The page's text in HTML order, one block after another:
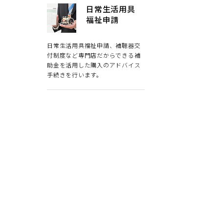
日常生活用具
福祉申請
日常生活用具福祉申請、補聴器交
付制度など専門店だからできる補
助金を活用した購入のアドバイス
手続きを行います。